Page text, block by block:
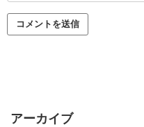
アーカイブ